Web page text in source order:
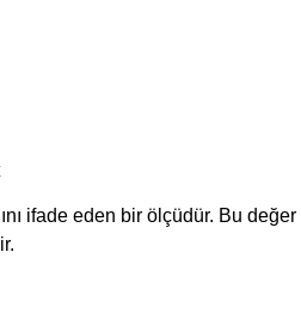
ifade eden bir ölçüdür. Bu değer